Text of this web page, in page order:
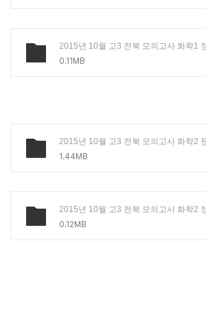
0.11MB
2015년 10월 고3 전북 모의고사 화학2
1.44MB
0.12MB